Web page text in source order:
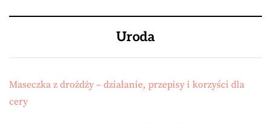
Uroda
Maseczka z drożdży – działanie, przepisy i korzyści dla
cery